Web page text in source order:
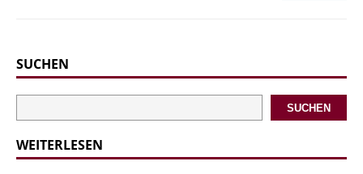
SUCHEN
SUCHEN
WEITERLESEN